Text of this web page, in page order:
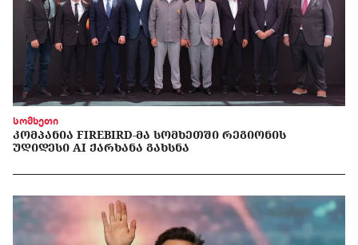
სომხეთი
ᲙᲝᲛᲞᲐᲜᲘᲐ FIREBIRD-ᲛᲐ ᲡᲝᲛᲮᲔᲗᲨᲘ ᲠᲔᲒᲘᲝᲜᲘᲡ
ᲣᲓᲘᲓᲔᲡᲘ AI ᲥᲐᲠᲮᲐᲜᲐ ᲒᲐᲮᲡᲜᲐ